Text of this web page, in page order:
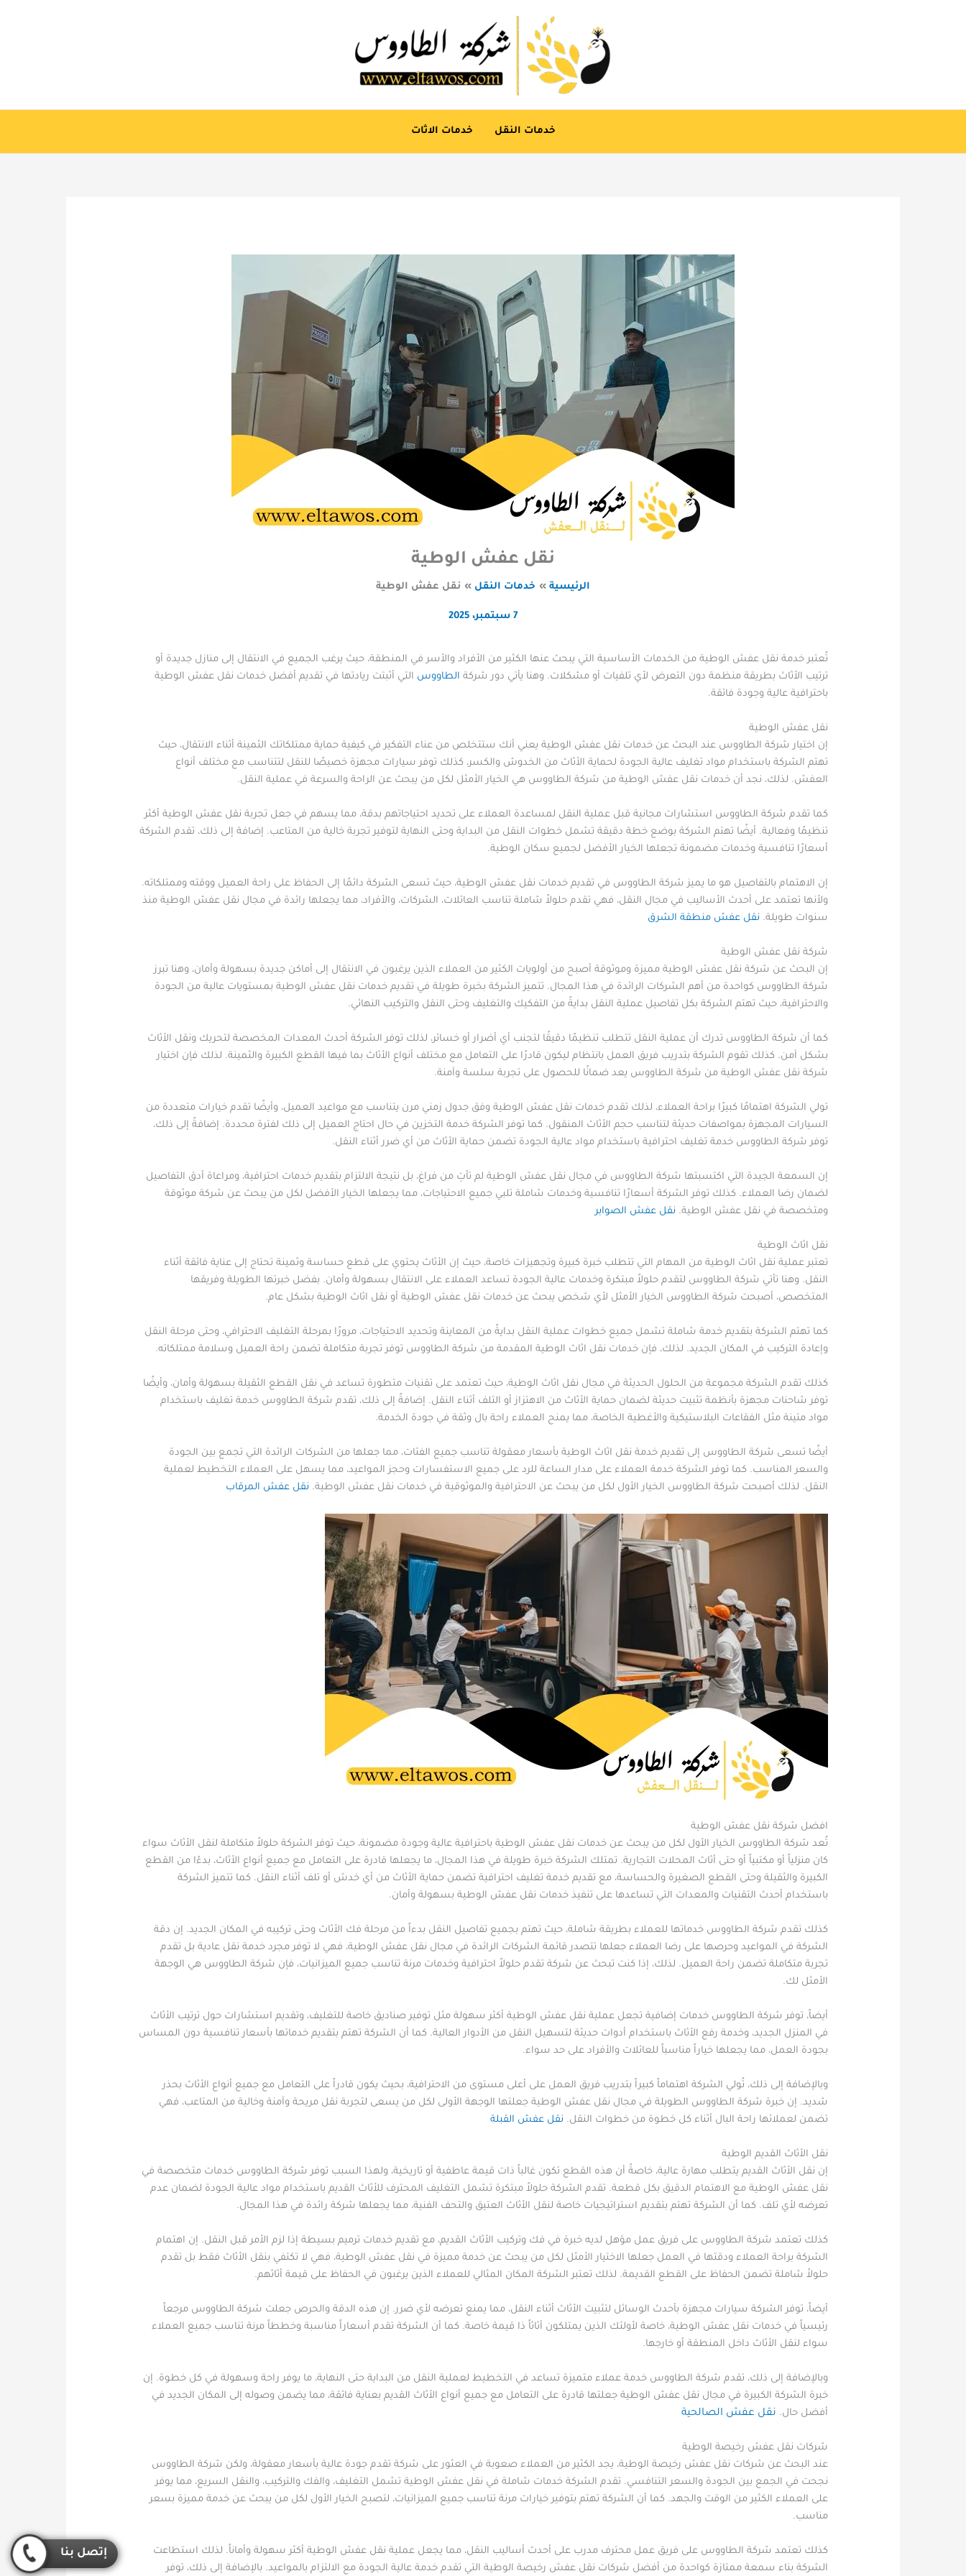
خدمات النقل خدمات الاثات
نقل عفش الوطية
الرئيسية خدمات النقل نقل عفش الوطية
7 سبتمبر، 2025
تُعتبر خدمة نقل عفش الوطية من الخدمات الأساسية التي يبحث عنها الكثير من الأفراد والأسر في المنطقة، حيث يرغب الجميع في الانتقال إلى منازل جديدة أو
ترتيب الأثاث بطريقة منظمة دون التعرض لأي تلفيات أو مشكلات. وهنا يأتي دور شركة الطاووس التي أثبتت ريادتها في تقديم أفضل خدمات نقل عفش الوطية
باحترافية عالية وجودة فائقة.
نقل عفش الوطية
إن اختيار شركة الطاووس عند البحث عن خدمات نقل عفش الوطية يعني أنك ستتخلص من عناء التفكير في كيفية حماية ممتلكاتك الثمينة أثناء الانتقال، حيث
تهتم الشركة باستخدام مواد تغليف عالية الجودة لحماية الأثاث من الخدوش والكسر، كذلك توفر سيارات مجهزة خصيصًا للنقل لتتناسب مع مختلف أنواع
العفش. لذلك، نجد أن خدمات نقل عفش الوطية من شركة الطاووس هي الخيار الأمثل لكل من يبحث عن الراحة والسرعة في عملية النقل.
كما تقدم شركة الطاووس استشارات مجانية قبل عملية النقل لمساعدة العملاء على تحديد احتياجاتهم بدقة، مما يسهم في جعل تجربة نقل عفش الوطية أكثر
تنظيمًا وفعالية. أيضًا تهتم الشركة بوضع خطة دقيقة تشمل خطوات النقل من البداية وحتى النهاية لتوفير تجربة خالية من المتاعب. إضافة إلى ذلك، تقدم الشركة
أسعارًا تنافسية وخدمات مضمونة تجعلها الخيار الأفضل لجميع سكان الوطية.
إن الاهتمام بالتفاصيل هو ما يميز شركة الطاووس في تقديم خدمات نقل عفش الوطية، حيث تسعى الشركة دائمًا إلى الحفاظ على راحة العميل ووقته وممتلكاته.
ولأنها تعتمد على أحدث الأساليب في مجال النقل، فهي تقدم حلولاً شاملة تناسب العائلات، الشركات، والأفراد، مما يجعلها رائدة في مجال نقل عفش الوطية منذ
سنوات طويلة. نقل عفش منطقة الشرق
شركة نقل عفش الوطية
إن البحث عن شركة نقل عفش الوطية مميزة وموثوقة أصبح من أولويات الكثير من العملاء الذين يرغبون في الانتقال إلى أماكن جديدة بسهولة وأمان، وهنا تبرز
شركة الطاووس كواحدة من أهم الشركات الرائدة في هذا المجال. تتميز الشركة بخبرة طويلة في تقديم خدمات نقل عفش الوطية بمستويات عالية من الجودة
والاحترافية، حيث تهتم الشركة بكل تفاصيل عملية النقل بدايةً من التفكيك والتغليف وحتى النقل والتركيب النهائي.
كما أن شركة الطاووس تدرك أن عملية النقل تتطلب تنظيمًا دقيقًا لتجنب أي أضرار أو خسائر، لذلك توفر الشركة أحدث المعدات المخصصة لتحريك ونقل الأثاث
بشكل آمن. كذلك تقوم الشركة بتدريب فريق العمل بانتظام ليكون قادرًا على التعامل مع مختلف أنواع الأثاث بما فيها القطع الكبيرة والثمينة. لذلك فإن اختيار
شركة نقل عفش الوطية من شركة الطاووس يعد ضمانًا للحصول على تجربة سلسة وآمنة.
تولي الشركة اهتمامًا كبيرًا براحة العملاء، لذلك تقدم خدمات نقل عفش الوطية وفق جدول زمني مرن يتناسب مع مواعيد العميل، وأيضًا تقدم خيارات متعددة من
السيارات المجهزة بمواصفات حديثة لتناسب حجم الأثاث المنقول. كما توفر الشركة خدمة التخزين في حال احتاج العميل إلى ذلك لفترة محددة. إضافةً إلى ذلك،
توفر شركة الطاووس خدمة تغليف احترافية باستخدام مواد عالية الجودة تضمن حماية الأثاث من أي ضرر أثناء النقل.
إن السمعة الجيدة التي اكتسبتها شركة الطاووس في مجال نقل عفش الوطية لم تأتِ من فراغ، بل نتيجة الالتزام بتقديم خدمات احترافية، ومراعاة أدق التفاصيل
لضمان رضا العملاء. كذلك توفر الشركة أسعارًا تنافسية وخدمات شاملة تلبي جميع الاحتياجات، مما يجعلها الخيار الأفضل لكل من يبحث عن شركة موثوقة
ومتخصصة في نقل عفش الوطية. نقل عفش الصوابر
نقل اثاث الوطية
تعتبر عملية نقل اثاث الوطية من المهام التي تتطلب خبرة كبيرة وتجهيزات خاصة، حيث إن الأثاث يحتوي على قطع حساسة وثمينة تحتاج إلى عناية فائقة أثناء
النقل. وهنا تأتي شركة الطاووس لتقدم حلولاً مبتكرة وخدمات عالية الجودة تساعد العملاء على الانتقال بسهولة وأمان. بفضل خبرتها الطويلة وفريقها
المتخصص، أصبحت شركة الطاووس الخيار الأمثل لأي شخص يبحث عن خدمات نقل عفش الوطية أو نقل اثاث الوطية بشكل عام.
كما تهتم الشركة بتقديم خدمة شاملة تشمل جميع خطوات عملية النقل بدايةً من المعاينة وتحديد الاحتياجات، مرورًا بمرحلة التغليف الاحترافي، وحتى مرحلة النقل
وإعادة التركيب في المكان الجديد. لذلك، فإن خدمات نقل اثاث الوطية المقدمة من شركة الطاووس توفر تجربة متكاملة تضمن راحة العميل وسلامة ممتلكاته.
كذلك تقدم الشركة مجموعة من الحلول الحديثة في مجال نقل اثاث الوطية، حيث تعتمد على تقنيات متطورة تساعد في نقل القطع الثقيلة بسهولة وأمان، وأيضًا
توفر شاحنات مجهزة بأنظمة تثبيت حديثة لضمان حماية الأثاث من الاهتزاز أو التلف أثناء النقل. إضافةً إلى ذلك، تقدم شركة الطاووس خدمة تغليف باستخدام
مواد متينة مثل الفقاعات البلاستيكية والأغطية الخاصة، مما يمنح العملاء راحة بال وثقة في جودة الخدمة.
أيضًا تسعى شركة الطاووس إلى تقديم خدمة نقل اثاث الوطية بأسعار معقولة تناسب جميع الفئات، مما جعلها من الشركات الرائدة التي تجمع بين الجودة
والسعر المناسب. كما توفر الشركة خدمة العملاء على مدار الساعة للرد على جميع الاستفسارات وحجز المواعيد، مما يسهل على العملاء التخطيط لعملية
النقل. لذلك أصبحت شركة الطاووس الخيار الأول لكل من يبحث عن الاحترافية والموثوقية في خدمات نقل عفش الوطية. نقل عفش المرقاب
افضل شركة نقل عفش الوطية
تُعد شركة الطاووس الخيار الأول لكل من يبحث عن خدمات نقل عفش الوطية باحترافية عالية وجودة مضمونة، حيث توفر الشركة حلولاً متكاملة لنقل الأثاث سواء
كان منزلياً أو مكتبياً أو حتى أثاث المحلات التجارية. تمتلك الشركة خبرة طويلة في هذا المجال، ما يجعلها قادرة على التعامل مع جميع أنواع الأثاث، بدءًا من القطع
الكبيرة والثقيلة وحتى القطع الصغيرة والحساسة، مع تقديم خدمة تغليف احترافية تضمن حماية الأثاث من أي خدش أو تلف أثناء النقل. كما تتميز الشركة
باستخدام أحدث التقنيات والمعدات التي تساعدها على تنفيذ خدمات نقل عفش الوطية بسهولة وأمان.
كذلك تقدم شركة الطاووس خدماتها للعملاء بطريقة شاملة، حيث تهتم بجميع تفاصيل النقل بدءاً من مرحلة فك الأثاث وحتى تركيبه في المكان الجديد. إن دقة
الشركة في المواعيد وحرصها على رضا العملاء جعلها تتصدر قائمة الشركات الرائدة في مجال نقل عفش الوطية، فهي لا توفر مجرد خدمة نقل عادية بل تقدم
تجربة متكاملة تضمن راحة العميل. لذلك، إذا كنت تبحث عن شركة تقدم حلولاً احترافية وخدمات مرنة تناسب جميع الميزانيات، فإن شركة الطاووس هي الوجهة
الأمثل لك.
أيضاً، توفر شركة الطاووس خدمات إضافية تجعل عملية نقل عفش الوطية أكثر سهولة مثل توفير صناديق خاصة للتغليف، وتقديم استشارات حول ترتيب الأثاث
في المنزل الجديد، وخدمة رفع الأثاث باستخدام أدوات حديثة لتسهيل النقل من الأدوار العالية. كما أن الشركة تهتم بتقديم خدماتها بأسعار تنافسية دون المساس
بجودة العمل، مما يجعلها خياراً مناسباً للعائلات والأفراد على حد سواء.
وبالإضافة إلى ذلك، تُولي الشركة اهتماماً كبيراً بتدريب فريق العمل على أعلى مستوى من الاحترافية، بحيث يكون قادراً على التعامل مع جميع أنواع الأثاث بحذر
شديد. إن خبرة شركة الطاووس الطويلة في مجال نقل عفش الوطية جعلتها الوجهة الأولى لكل من يسعى لتجربة نقل مريحة وآمنة وخالية من المتاعب، فهي
تضمن لعملائها راحة البال أثناء كل خطوة من خطوات النقل. نقل عفش القبلة
نقل الأثاث القديم الوطية
إن نقل الأثاث القديم يتطلب مهارة عالية، خاصةً أن هذه القطع تكون غالباً ذات قيمة عاطفية أو تاريخية، ولهذا السبب توفر شركة الطاووس خدمات متخصصة في
نقل عفش الوطية مع الاهتمام الدقيق بكل قطعة. تقدم الشركة حلولاً مبتكرة تشمل التغليف المحترف للأثاث القديم باستخدام مواد عالية الجودة لضمان عدم
تعرضه لأي تلف. كما أن الشركة تهتم بتقديم استراتيجيات خاصة لنقل الأثاث العتيق والتحف الفنية، مما يجعلها شركة رائدة في هذا المجال.
كذلك تعتمد شركة الطاووس على فريق عمل مؤهل لديه خبرة في فك وتركيب الأثاث القديم، مع تقديم خدمات ترميم بسيطة إذا لزم الأمر قبل النقل. إن اهتمام
الشركة براحة العملاء ودقتها في العمل جعلها الاختيار الأمثل لكل من يبحث عن خدمة مميزة في نقل عفش الوطية، فهي لا تكتفي بنقل الأثاث فقط بل تقدم
حلولاً شاملة تضمن الحفاظ على القطع القديمة. لذلك تعتبر الشركة المكان المثالي للعملاء الذين يرغبون في الحفاظ على قيمة أثاثهم.
أيضاً، توفر الشركة سيارات مجهزة بأحدث الوسائل لتثبيت الأثاث أثناء النقل، مما يمنع تعرضه لأي ضرر. إن هذه الدقة والحرص جعلت شركة الطاووس مرجعاً
رئيسياً في خدمات نقل عفش الوطية، خاصة لأولئك الذين يمتلكون أثاثاً ذا قيمة خاصة. كما أن الشركة تقدم أسعاراً مناسبة وخططاً مرنة تناسب جميع العملاء
سواء لنقل الأثاث داخل المنطقة أو خارجها.
وبالإضافة إلى ذلك، تقدم شركة الطاووس خدمة عملاء متميزة تساعد في التخطيط لعملية النقل من البداية حتى النهاية، ما يوفر راحة وسهولة في كل خطوة. إن
خبرة الشركة الكبيرة في مجال نقل عفش الوطية جعلتها قادرة على التعامل مع جميع أنواع الأثاث القديم بعناية فائقة، مما يضمن وصوله إلى المكان الجديد في
أفضل حال. نقل عفش الصالحية
شركات نقل عفش رخيصة الوطية
عند البحث عن شركات نقل عفش رخيصة الوطية، يجد الكثير من العملاء صعوبة في العثور على شركة تقدم جودة عالية بأسعار معقولة، ولكن شركة الطاووس
نجحت في الجمع بين الجودة والسعر التنافسي. تقدم الشركة خدمات شاملة في نقل عفش الوطية تشمل التغليف، والفك والتركيب، والنقل السريع، مما يوفر
على العملاء الكثير من الوقت والجهد. كما أن الشركة تهتم بتوفير خيارات مرنة تناسب جميع الميزانيات، لتصبح الخيار الأول لكل من يبحث عن خدمة مميزة بسعر
مناسب.
كذلك تعتمد شركة الطاووس على فريق عمل محترف مدرب على أحدث أساليب النقل، مما يجعل عملية نقل عفش الوطية أكثر سهولة وأماناً. لذلك استطاعت
الشركة بناء سمعة ممتازة كواحدة من أفضل شركات نقل عفش رخيصة الوطية التي تقدم خدمة عالية الجودة مع الالتزام بالمواعيد. بالإضافة إلى ذلك، توفر
إتصل بنا